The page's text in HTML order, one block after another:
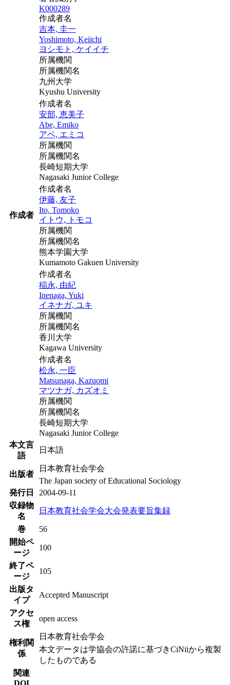
作成者
K000289
作成者名
吉本, 圭一
Yoshimoto, Keiichi
ヨシモト, ケイイチ
所属機関
所属機関名
九州大学
Kyushu University
作成者名
安部, 恵美子
Abe, Emiko
アベ, エミコ
所属機関
所属機関名
長崎短期大学
Nagasaki Junior College
作成者名
伊藤, 友子
Ito, Tomoko
イトウ, トモコ
所属機関
所属機関名
熊本学園大学
Kumamoto Gakuen University
作成者名
稲永, 由紀
Inenaga, Yuki
イネナガ, ユキ
所属機関
所属機関名
香川大学
Kagawa University
作成者名
松永, 一臣
Matsunaga, Kazuomi
マツナガ, カズオミ
所属機関
所属機関名
長崎短期大学
Nagasaki Junior College
本文言
語
日本語
出版者
日本教育社会学会
The Japan society of Educational Sociology
発行日
2004-09-11
収録物
名
日本教育社会学会大会発表要旨集録
巻
56
開始ペ
ージ
100
終了ペ
ージ
105
出版タ
イプ
Accepted Manuscript
アクセ
ス権
open access
権利関
係
日本教育社会学会
本文データは学協会の許諾に基づきCiNiiから複製
したものである
関連
DOI